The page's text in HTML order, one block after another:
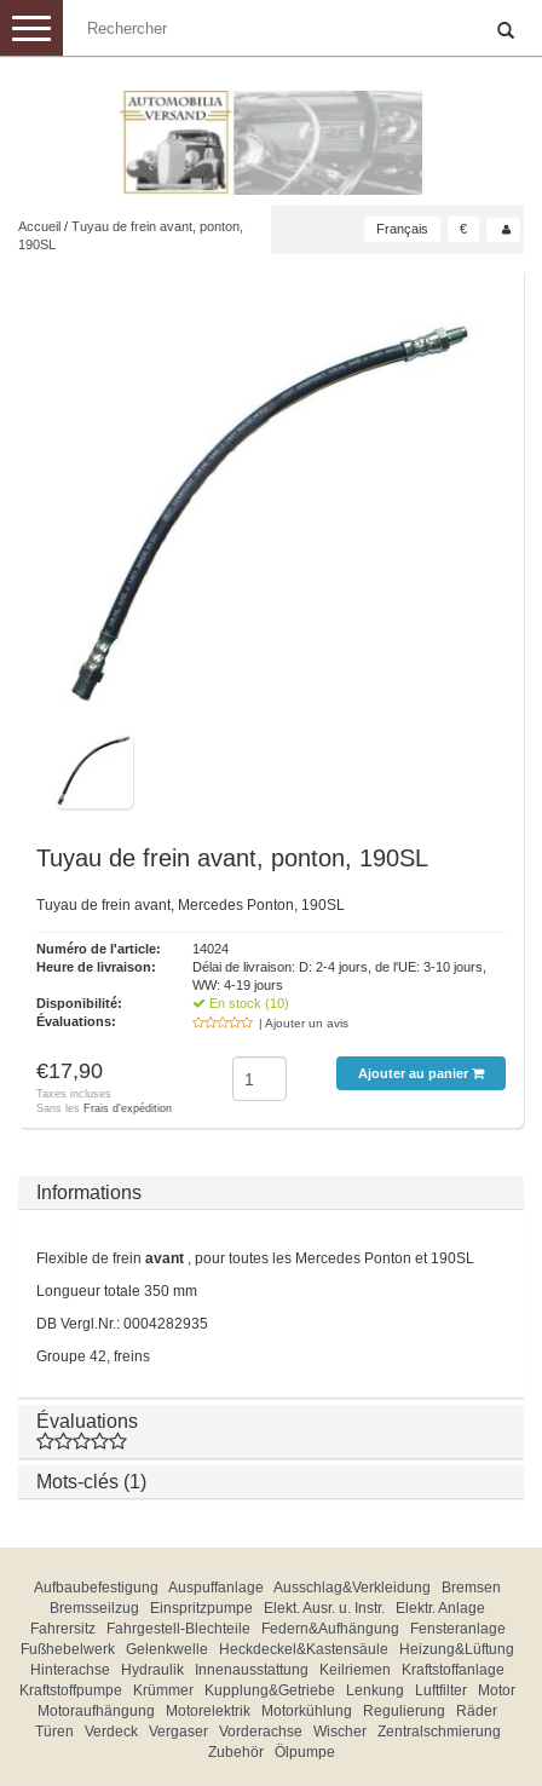
Toggle
navigation
Accueil / Tuyau de frein avant, ponton,
190SL
Français €
Tuyau de frein avant, ponton, 190SL
Tuyau de frein avant, Mercedes Ponton, 190SL
Numéro de l'article:
14024
Heure de livraison:
Délai de livraison: D: 2-4 jours, de l'UE: 3-10 jours,
WW: 4-19 jours
Disponibilité:
En stock (10)
Évaluations:
| Ajouter un avis
€17,90
Taxes incluses
Sans les Frais d'expédition
Ajouter au panier
Informations
Flexible de frein avant , pour toutes les Mercedes Ponton et 190SL
Longueur totale 350 mm
DB Vergl.Nr.: 0004282935
Groupe 42, freins
Évaluations
Mots-clés (1)
Aufbaubefestigung Auspuffanlage Ausschlag&Verkleidung
Bremsen
Bremsseilzug
Einspritzpumpe Elekt. Ausr. u. Instr.
Elektr. Anlage
Fahrersitz
Fahrgestell-Blechteile Federn&Aufhängung
Fensteranlage
Fußhebelwerk
Gelenkwelle Heckdeckel&Kastensäule
Heizung&Lüftung
Hinterachse
Hydraulik Innenausstattung Keilriemen
Kraftstoffanlage
Kraftstoffpumpe
Krümmer Kupplung&Getriebe Lenkung Luftfilter
Motor
Motoraufhängung
Motorelektrik Motorkühlung Regulierung
Räder
Türen
Verdeck Vergaser Vorderachse Wischer
Zentralschmierung
Zubehör
Ölpumpe